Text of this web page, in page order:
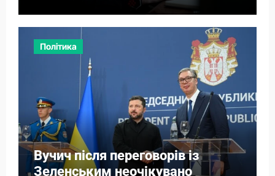
Політика
Вучич після переговорів із
Зеленським неочікувано